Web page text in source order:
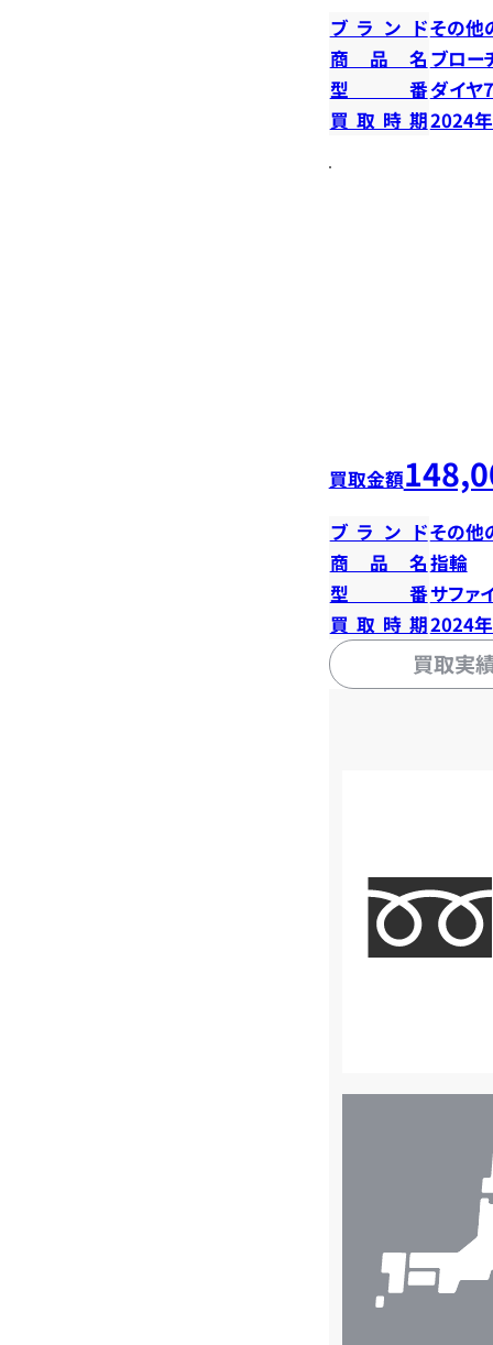
ブランドその他
商品名 ブロー
型番ダイヤ
買取時期2024
買取金額
ブランドその他
商品名指輪
型番サファ
買取時期2024
買取実